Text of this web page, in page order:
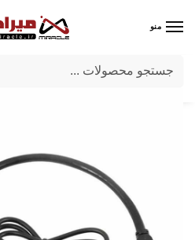
منو
میراکل/کامپیوتر/مبدل